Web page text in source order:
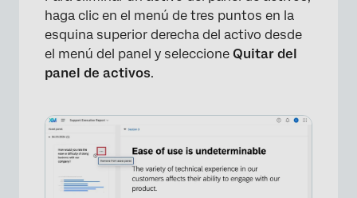
haga clic en el menú de tres puntos en la
esquina superior derecha del activo desde
el menú del panel y seleccione Quitar del
panel de activos.